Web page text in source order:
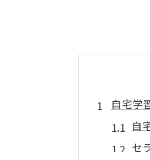
自宅学
自
セ